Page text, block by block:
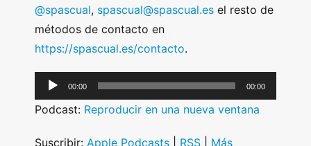
@spascual, spascual@spascual.es el resto de
métodos de contacto en
https://spascual.es/contacto.
u
i
00:00 00:00
Podcast: Reproducir en una nueva ventana
Suscribir: Apple Podcasts RSS Más